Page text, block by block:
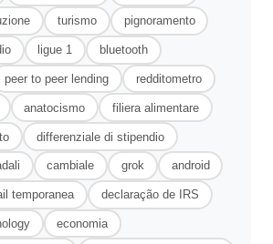
turismo pignoramento
ligue 1 bluetooth
peer to peer lending redditometro
anatocismo filiera alimentare
differenziale di stipendio
cambiale grok android
temporanea declaração de IRS
economia